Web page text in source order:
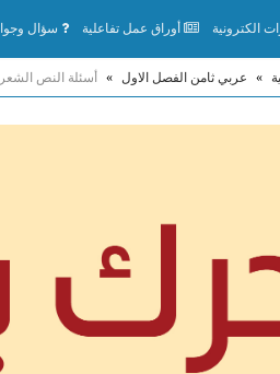
الكترونية أوراق عمل تفاعلية سؤال
» عربي ثامن الفصل الاول » أسئلة النص